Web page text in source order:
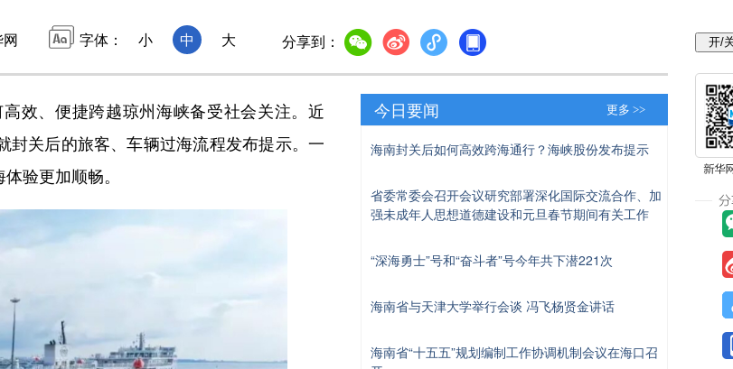
字体： 小 中 大 分享到：
、便捷跨越琼州海峡备受社会关注。近
封关后的旅客、车辆过海流程发布提示。一
验更加顺畅。
今日要闻 更多 >>
海南封关后如何高效跨海通行？海峡股份发布提示
省委常委会召开会议研究部署深化国际交流合作、加
强未成年人思想道德建设和元旦春节期间有关工作
“深海勇士”号和“奋斗者”号今年共下潜221次
海南省与天津大学举行会谈 冯飞杨贤金讲话
海南省“十五五”规划编制工作协调机制会议在海口召